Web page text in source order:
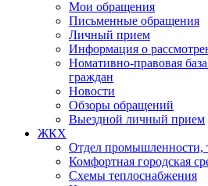
Мои обращения
Письменные обращения
Личный прием
Информация о
Номативно-правовая
граждан
Новости
Обзоры обращений
Выездной личный прием
ЖКХ
Отдел промышленности,
Комфортная городская
Схемы теплоснабжения